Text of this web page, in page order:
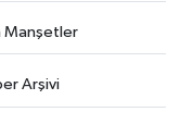
Manşetler
Arşivi